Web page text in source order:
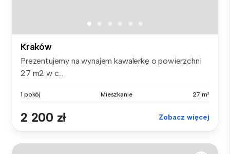
Kraków
Prezentujemy na wynajem kawalerkę o powierzchni
27 m2 w c...
1 pokój Mieszkanie 27 m²
2 200 zł Zobacz więcej